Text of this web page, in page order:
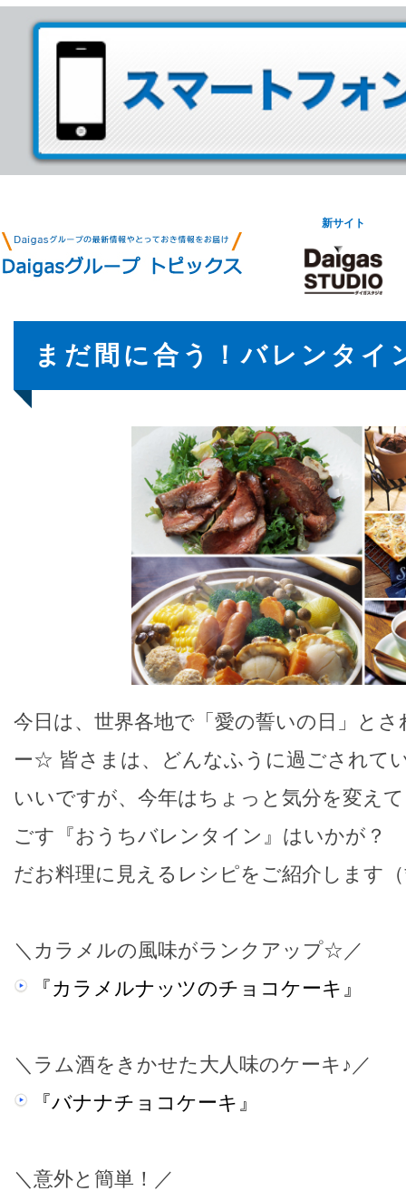
新サイト
まだ間に合う！バレンタ
今日は、世界各地で「愛の誓いの日」と
ー☆ 皆さまは、どんなふうに過ごされて
いいですが、今年はちょっと気分を変え
ごす『おうちバレンタイン』はいかが？
だお料理に見えるレシピをご紹介します
＼カラメルの風味がランクアップ☆／
『カラメルナッツのチョコケーキ』
＼ラム酒をきかせた大人味のケーキ♪／
『バナナチョコケーキ』
＼意外と簡単！／